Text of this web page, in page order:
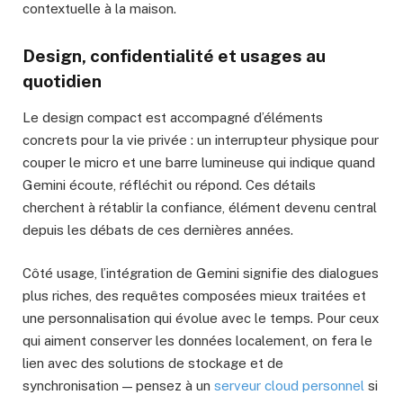
contextuelle à la maison.
Design, confidentialité et usages au
quotidien
Le design compact est accompagné d’éléments
concrets pour la vie privée : un interrupteur physique pour
couper le micro et une barre lumineuse qui indique quand
Gemini écoute, réfléchit ou répond. Ces détails
cherchent à rétablir la confiance, élément devenu central
depuis les débats de ces dernières années.
Côté usage, l’intégration de Gemini signifie des dialogues
plus riches, des requêtes composées mieux traitées et
une personnalisation qui évolue avec le temps. Pour ceux
qui aiment conserver les données localement, on fera le
lien avec des solutions de stockage et de
synchronisation — pensez à un serveur cloud personnel si